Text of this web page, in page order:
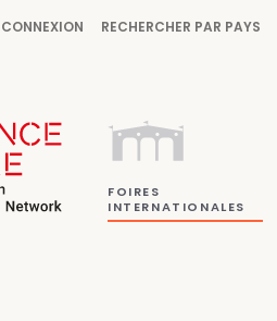
CONNEXION RECHERCHER PAR PAYS
FOIRES
INTERNATIONALES